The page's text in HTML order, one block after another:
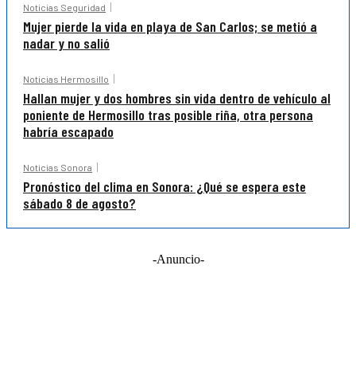
Noticias Seguridad
Mujer pierde la vida en playa de San Carlos; se metió a
nadar y no salió
Noticias Hermosillo
Hallan mujer y dos hombres sin vida dentro de vehículo al
poniente de Hermosillo tras posible riña, otra persona
habría escapado
Noticias Sonora
Pronóstico del clima en Sonora: ¿Qué se espera este
sábado 8 de agosto?
-Anuncio-